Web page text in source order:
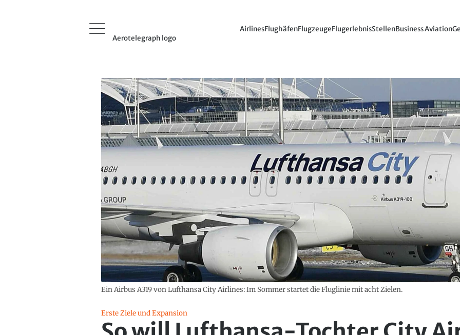
Aerotelegraph logo
AirlinesFlughäfenFlugzeugeFlugerlebnisStellenBusiness Aviation
Ein Airbus A319 von Lufthansa City Airlines: Im Sommer startet die Fluglinie mit acht Zielen.
Erste Ziele und Expansion